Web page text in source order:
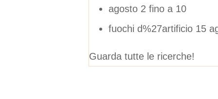
agosto 2 fino a 10
fuochi d%27artificio 15
Guarda tutte le ricerche!